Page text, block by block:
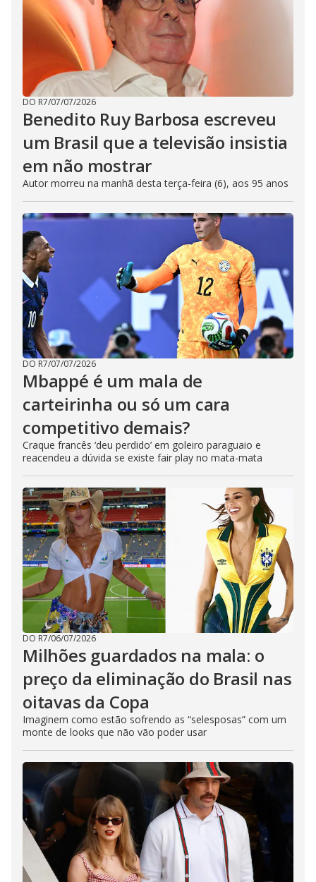
DO R7/07/07/2026
Benedito Ruy Barbosa escreveu
um Brasil que a televisão insistia
em não mostrar
Autor morreu na manhã desta terça-feira (6), aos 95 anos
DO R7/07/07/2026
Mbappé é um mala de
carteirinha ou só um cara
competitivo demais?
Craque francês ‘deu perdido’ em goleiro paraguaio e
reacendeu a dúvida se existe fair play no mata-mata
DO R7/06/07/2026
Milhões guardados na mala: o
preço da eliminação do Brasil nas
oitavas da Copa
Imaginem como estão sofrendo as “selesposas” com um
monte de looks que não vão poder usar